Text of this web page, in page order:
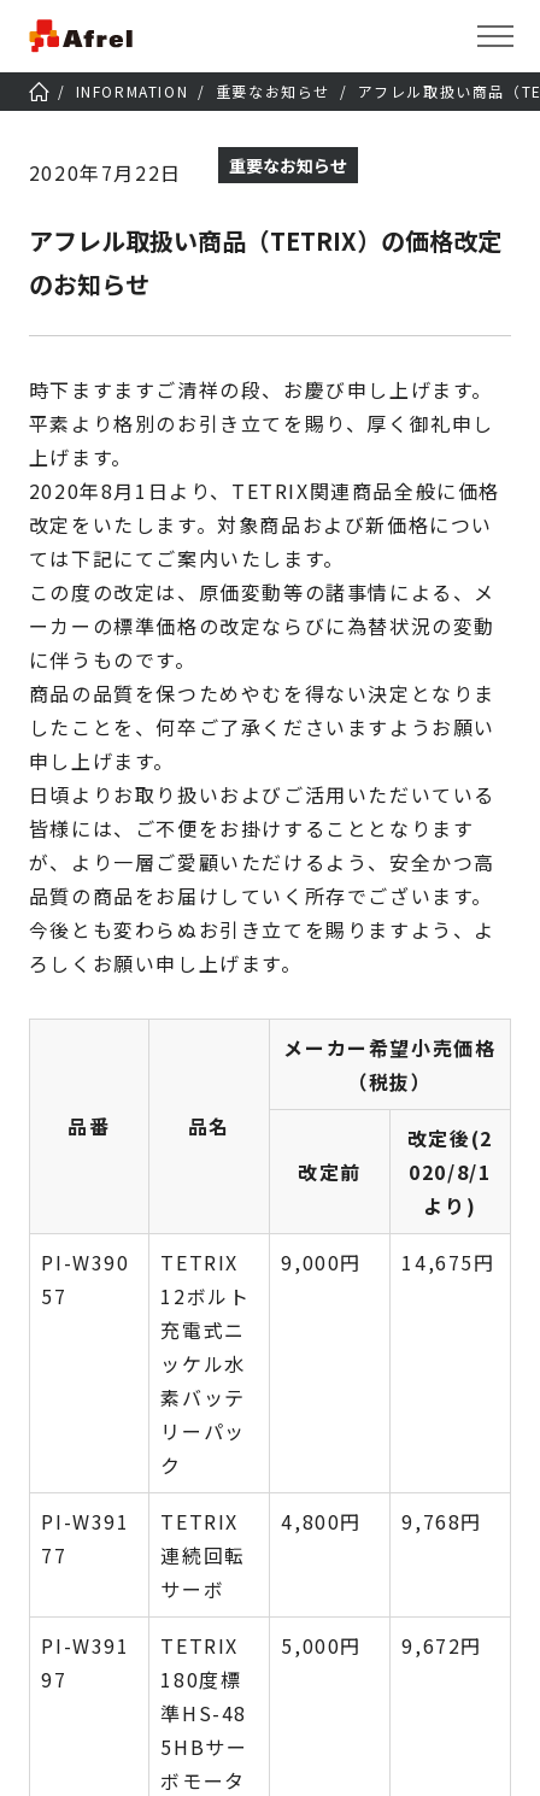
INFORMATION 重要なお知らせ アフレル取扱い商品（
2020年7月22日 重要なお知らせ
アフレル取扱い商品（TETRIX）の価格改定
のお知らせ
時下ますますご清祥の段、お慶び申し上げます。
平素より格別のお引き立てを賜り、厚く御礼申し
上げます。
2020年8月1日より、TETRIX関連商品全般に価格
改定をいたします。対象商品および新価格につい
ては下記にてご案内いたします。
この度の改定は、原価変動等の諸事情による、メ
ーカーの標準価格の改定ならびに為替状況の変動
に伴うものです。
商品の品質を保つためやむを得ない決定となりま
したことを、何卒ご了承くださいますようお願い
申し上げます。
日頃よりお取り扱いおよびご活用いただいている
皆様には、ご不便をお掛けすることとなります
が、より一層ご愛顧いただけるよう、 安全かつ高
品質の商品をお届けしていく所存でございます。
今後とも変わらぬお引き立てを賜りますよう、よ
ろしくお願い申し上げます。
品番 品名
メーカー希望小売価格
（税抜）
改定前
改定後(2
020/8/1
より)
PI-W390
57
TETRIX
12ボルト
充電式ニ
ッケル水
素バッテ
リーパッ
ク
9,000円 14,675円
PI-W391
77
TETRIX
連続回転
サーボ
4,800円 9,768円
PI-W391
97
TETRIX
180度標
準HS-48
5HBサー
ボモータ
5,000円 9,672円